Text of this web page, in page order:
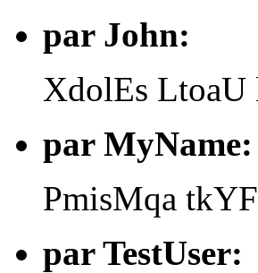
par John:
XdolEs LtoaU
par MyName:
PmisMqa
par TestUser: